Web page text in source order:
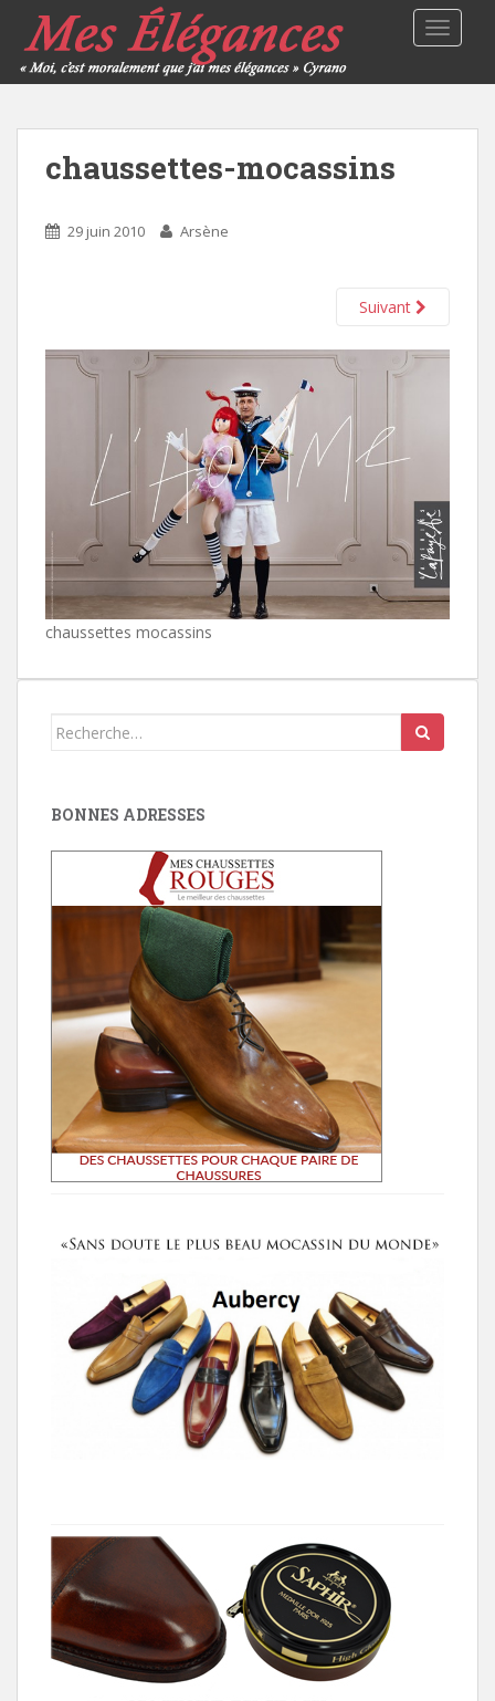
chaussettes-mocassins
29 juin 2010 Arsène
Suivant
chaussettes mocassins
Search
BONNES ADRESSES